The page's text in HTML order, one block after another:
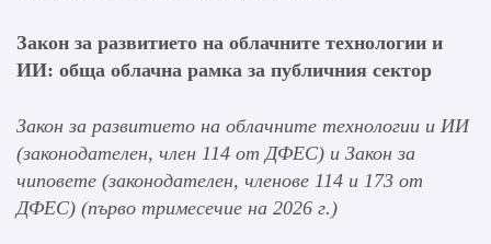
Закон за развитието на облачните технологии и
ИИ: обща облачна рамка за публичния сектор
Закон за развитието на облачните технологии и ИИ
(законодателен, член 114 от ДФЕС) и Закон за
чиповете (законодателен, членове 114 и 173 от
ДФЕС) (първо тримесечие на 2026 г.)